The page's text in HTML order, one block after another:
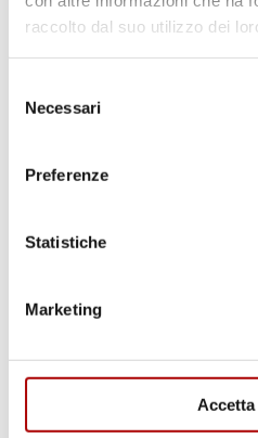
raccolto dal suo utilizzo dei
delNecessari
Preferenze
Statistiche
Marketing
Categorie